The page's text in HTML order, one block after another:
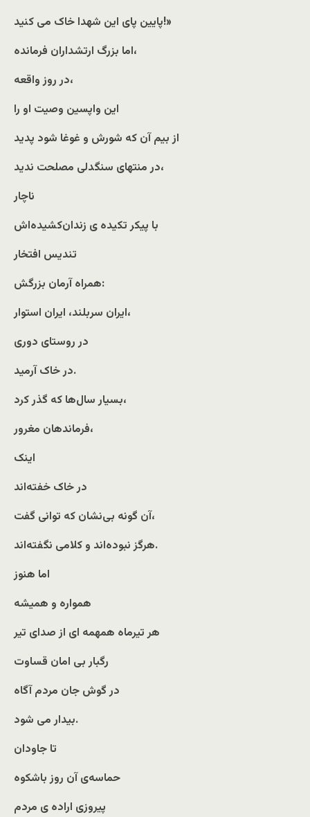
پایین پای این شهدا خاک می کنید!»
اما بزرگ ارتشداران فرمانده،
در روز واقعه،
این واپسین وصیت او را
از بیم آن که شورش و غوغا شود پدید
در منتهای سنگدلی مصلحت ندید،
ناچار
با پیکر تکیده ی زندان‌کشیده‌اش
تندیس افتخار
همراه آرمان بزرگش:
ایران سربلند، ایران استوار،
در روستای دوری
در خاک آرمید.
بسیار سال‌ها که گذر کرد،
فرماندهان مغرور،
اینک
در خاک خفته‌اند
آن گونه بی‌نشان که توانی گفت،
هرگز نبوده‌اند و کلامی نگفته‌اند.
اما هنوز
همواره و همیشه
هر تیرماه همهمه ای از صدای تیر
رگبار بی امان قساوت
در گوش جان مردم آگاه
بیدار می شود.
تا جاودان
حماسه‌ی آن روز با‌شکوه
پیروزی اراده ی مردم